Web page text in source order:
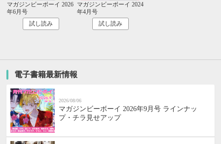
マガジンビーボーイ 2026
年6月号
試し読み
マガジンビーボーイ 2024
年4月号
試し読み
電子書籍最新情報
2026/08/06
マガジンビーボーイ 2026年9月号 ラインナッ
プ・チラ見せアップ